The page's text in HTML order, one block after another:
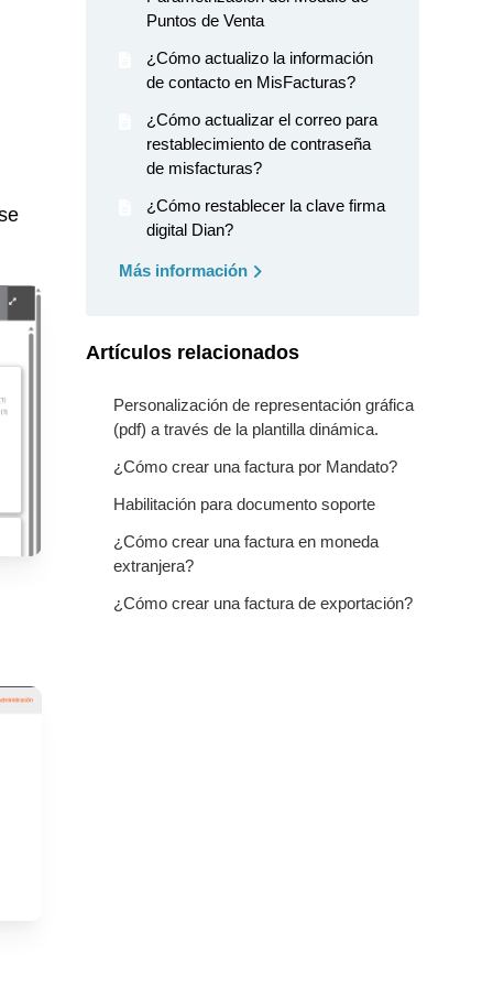
Puntos de Venta
¿Cómo actualizo la información
de contacto en MisFacturas?
¿Cómo actualizar el correo para
restablecimiento de contraseña
de misfacturas?
¿Cómo restablecer la clave firma
digital Dian?
Más información
Artículos relacionados
Personalización de representación gráfica
(pdf) a través de la plantilla dinámica.
¿Cómo crear una factura por Mandato?
Habilitación para documento soporte
¿Cómo crear una factura en moneda
extranjera?
¿Cómo crear una factura de exportación?